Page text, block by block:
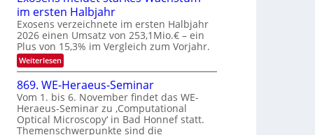
I
O
N
2
0
2
6
t
r
o
n
i
k
-
u
n
d
n
d
i
e
K
I
m
i
t
d
e
n
k
im ersten Halbjahr
Exosens verzeichnete im ersten Halbjahr
2026 einen Umsatz von 253,1Mio.€ – ein
Plus von 15,3% im Vergleich zum Vorjahr.
Weiterlesen:
E
x
o
s
e
n
s
869. WE-Heraeus-Seminar
Vom 1. bis 6. November findet das WE-
Heraeus-Seminar zu ‚Computational
Optical Microscopy‘ in Bad Honnef statt.
Themenschwerpunkte sind die